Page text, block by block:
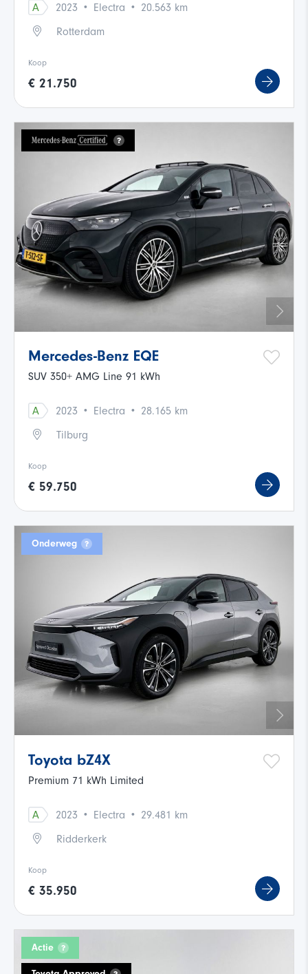
A 2023 · Electra · 20.563 km
Rotterdam
Koop
€ 21.750
Mercedes-Benz EQE
SUV 350+ AMG Line 91 kWh
A 2023 · Electra · 28.165 km
Tilburg
Koop
€ 59.750
Onderweg
Toyota bZ4X
Premium 71 kWh Limited
A 2023 · Electra · 29.481 km
Ridderkerk
Koop
€ 35.950
Actie